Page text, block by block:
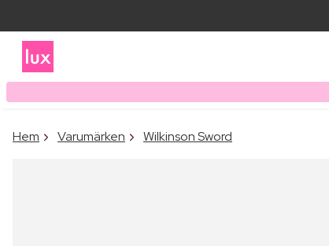
Hem Varumärken Wilkinson Sword